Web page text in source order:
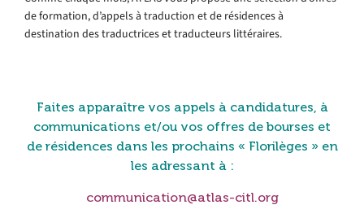
de formation, d’appels à traduction et de résidences à
destination des traductrices et traducteurs littéraires.
Faites apparaître vos appels à candidatures, à
communications et/ou vos offres de bourses et
de résidences dans les prochains « Florilèges » en
les adressant à :
communication@atlas-citl.org